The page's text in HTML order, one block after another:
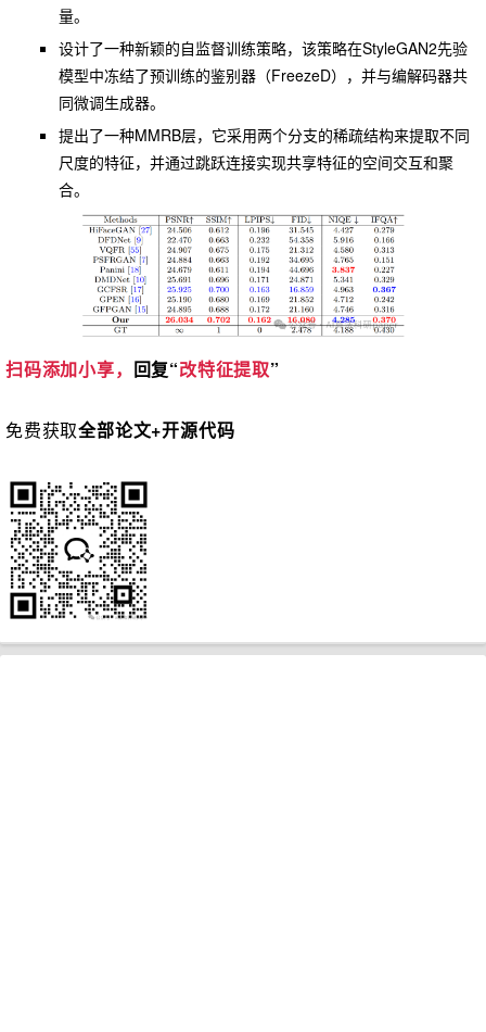
量。
设计了一种新颖的自监督训练策略，该策略在StyleGAN2先验
模型中冻结了预训练的鉴别器（FreezeD），并与编解码器共
同微调生成器。
提出了一种MMRB层，它采用两个分支的稀疏结构来提取不同
尺度的特征，并通过跳跃连接实现共享特征的空间交互和聚
合。
扫码添加小享， 回复“改特征提取”
免费获取全部论文+开源代码